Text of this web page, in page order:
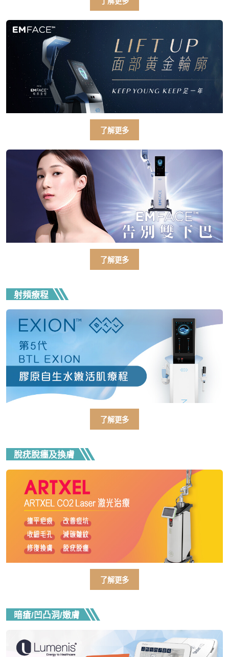
了解更多
了解更多
射頻療程
了解更多
脫疣脫癦及換膚
了解更多
暗瘡/凹凸洞/嫩膚